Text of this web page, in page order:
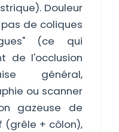
Douleur
de coliques
(ce qui
de l'occlusion
général,
ou scanner
gazeuse de
+ côlon),